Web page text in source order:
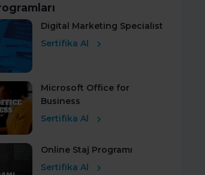
Digital Marketing Specialist
Sertifika Al
Microsoft Office for
Business
Sertifika Al
Online Staj Programı
Sertifika Al